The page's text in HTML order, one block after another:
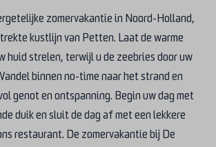
zomervakantie in Noord-Holland,
kustlijn van Petten. Laat de warme
huid strelen, terwijl u de zeebries door uw
binnen no-time naar het strand en
genot en ontspanning. Begin uw dag met
duik en sluit de dag af met een lekkere
restaurant. De zomervakantie bij De